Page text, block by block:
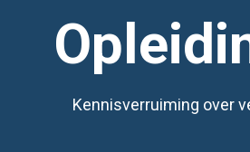
Kennisverruiming over